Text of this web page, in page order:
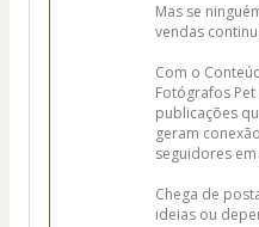
Mas se
vendas
Com o
Fotógrafos
publicações
geram
seguidores
Chega de
ideias ou